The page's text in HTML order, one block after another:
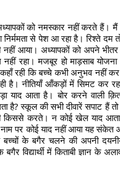
को नमस्कार नहीं करते हैं। मैं
से पेश आ रहा है। रिश्ते
आया। अध्यापकों को अपने भीतर
नहीं रहा। मजबूर हो माड़साब
रही कि बच्चे कभी अनुभव नहीं कर
है। नीतियाँ आँकड़ों में सिमट कर
याद आता है। बोर करने वाली
है? स्कूल की सभी दीवारें सपाट हैं
किससे करते। न कोई खेल याद
पर कोई याद नहीं आया यह
के बगैर चलने की अपनी
विद्यार्थी में किताबी ज्ञान के